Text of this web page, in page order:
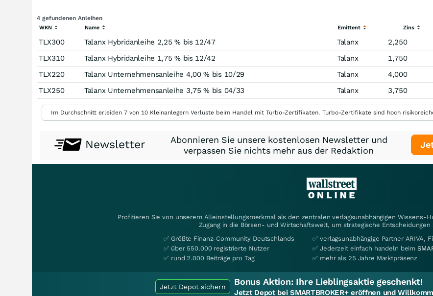
4 gefundenen Anleihen
WKN Name Emittent Zins
TLX300 Talanx Hybridanleihe 2,25 % bis 12/47 Talanx 2,250
TLX310
Talanx Hybridanleihe 1,75 % bis 12/42 Talanx 1,750
TLX220
Talanx Unternehmensanleihe 4,00 % bis 10/29 Talanx 4,000
TLX250
Talanx Unternehmensanleihe 3,75 % bis 04/33 Talanx 3,750
Im Durchschnitt erleiden 7 von 10 Kleinanlegern Verluste beim Handel mit Turbo-Zertifikaten. Turbo-Zertifikate sind hoch
Newsletter
Abonnieren Sie unsere kostenlosen Newsletter und
verpassen Sie nichts mehr aus der Redaktion
Profitieren Sie von unserem Alleinstellungsmerkmal als den zentralen verlagsunabhängigen Wissens-
Zugang in die Börsen- und Wirtschaftswelt, um strategische
✅ Größte Finanz-Community Deutschlands
✅ über 550.000 registrierte Nutzer
✅ rund 2.000 Beiträge pro Tag
✅ verlagsunabhängige Partner ARIVA,
✅ Jederzeit einfach handeln beim
✅ mehr als 25 Jahre Marktpräsenz
Jetzt Depot sichern Bonus Aktion: Ihre Lieblingsaktie geschenkt!
Jetzt Depot bei SMARTBROKER+ eröffnen und